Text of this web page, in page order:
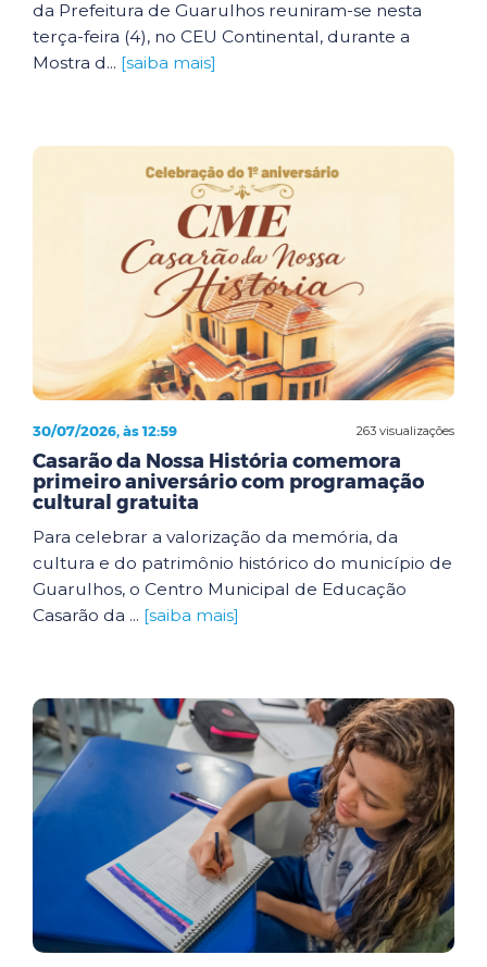
da Prefeitura de Guarulhos reuniram-se nesta
terça-feira (4), no CEU Continental, durante a
Mostra d... [saiba mais]
263 visualizações
30/07/2026, às 12:59
Casarão da Nossa História comemora
primeiro aniversário com programação
cultural gratuita
Para celebrar a valorização da memória, da
cultura e do patrimônio histórico do município de
Guarulhos, o Centro Municipal de Educação
Casarão da ... [saiba mais]